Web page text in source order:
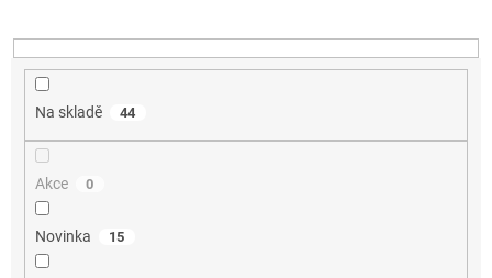
k
t
Na skladě 44
Akce 0
Novinka 15